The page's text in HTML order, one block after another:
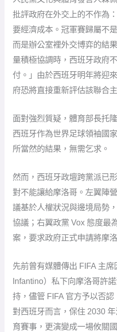
批評政府在外交上的不作為
要經濟成本。冠軍賽歸屬不
而是辦公室裡外交博弈的結
量積極協調時，西班牙政府
付。」由於西班牙明年將迎
府恐將直接重新評估該聯合
面對強烈質疑，體育部長托
西班牙作為世界足球領袖國
所當然的結果，無需乞求。
然而，西班牙政壇跨黨派已
對不能讓給摩洛哥。左翼陣
議基於人權狀況與邊境局勢
協議；右翼政黨 Vox 態度最
案，要求政府正式申請將摩
先前曾有媒體傳出 FIFA 主
Infantino）私下向摩洛哥許
持，儘管 FIFA 官方予以否
對西班牙而言，保住 2030
育賽事，更演變成一場攸關